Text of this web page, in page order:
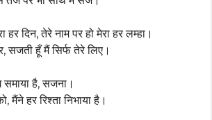
दिन, तेरे नाम पर हो मेरा हर लम्हा।
सजती हूँ मैं सिर्फ तेरे लिए।
समाया है, सजना।
मैंने हर रिश्ता निभाया है।